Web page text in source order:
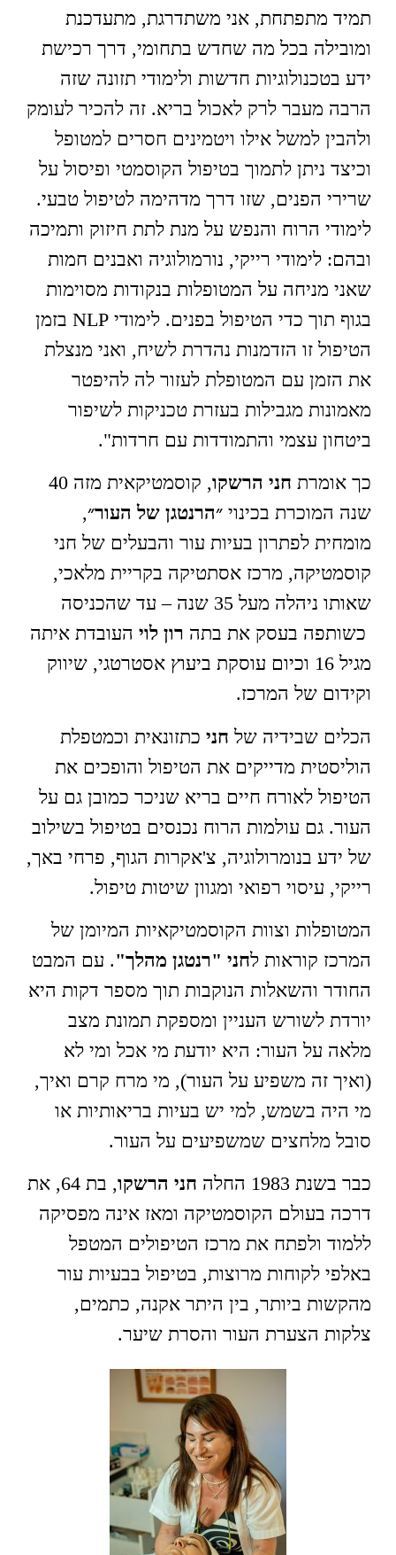
תמיד מתפתחת, אני משתדרגת, מתעדכנת
ומובילה בכל מה שחדש בתחומי, דרך רכישת
ידע בטכנולוגיות חדשות ולימודי תזונה שזה
הרבה מעבר לרק לאכול בריא. זה להכיר לעומק
ולהבין למשל אילו ויטמינים חסרים למטופל
וכיצד ניתן לתמוך בטיפול הקוסמטי ופיסול על
שרירי הפנים, שזו דרך מדהימה לטיפול טבעי.
לימודי הרוח והנפש על מנת לתת חיזוק ותמיכה
ובהם: לימודי רייקי, נורמולוגיה ואבנים חמות
שאני מניחה על המטופלות בנקודות מסוימות
בגוף תוך כדי הטיפול בפנים. לימודי NLP בזמן
הטיפול זו הזדמנות נהדרת לשיח, ואני מנצלת
את הזמן עם המטופלת לעזור לה להיפטר
מאמונות מגבילות בעזרת טכניקות לשיפור
ביטחון עצמי והתמודדות עם חרדות".
כך אומרת חני הרשקו
, קוסמטיקאית מזה 40
שנה המוכרת בכינוי ״הרנטגן של העור״,
מומחית לפתרון בעיות עור והבעלים של חני
קוסמטיקה, מרכז אסתטיקה בקריית מלאכי,
שאותו ניהלה מעל 35 שנה – עד שהכניסה
כשותפה בעסק את בתה רון לויהעובדת איתה
מגיל 16 וכיום עוסקת ביעוץ אסטרטגי, שיווק
וקידום של המרכז.
הכלים שבידיה של חני כתזונאית וכמטפלת
הוליסטית מדייקים את הטיפול והופכים את
הטיפול לאורח חיים בריא שניכר כמובן גם על
העור. גם עולמות הרוח נכנסים בטיפול בשילוב
של ידע בנומרולוגיה, צ'אקרות הגוף, פרחי באך,
רייקי, עיסוי רפואי ומגוון שיטות טיפול.
המטופלות וצוות הקוסמטיקאיות המיומן של
המרכז קוראות לחני "רנטגן מהלך". עם המבט
החודר והשאלות הנוקבות תוך מספר דקות היא
יורדת לשורש העניין ומספקת תמונת מצב
מלאה על העור: היא יודעת מי אכל ומי לא
(ואיך זה משפיע על העור), מי מרח קרם ואיך,
מי היה בשמש, למי יש בעיות בריאותיות או
סובל מלחצים שמשפיעים על העור.
כבר בשנת 1983 החלה חני הרשקו
, בת 64, את
דרכה בעולם הקוסמטיקה ומאז אינה מפסיקה
ללמוד ולפתח את מרכז הטיפולים המטפל
באלפי לקוחות מרוצות, בטיפול בבעיות עור
מהקשות ביותר, בין היתר אקנה, כתמים,
צלקות הצערת העור והסרת שיער.